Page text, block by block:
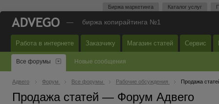
Биржа маркетинга Каталог услуг
— биржа копирайтинга №1
Работа в интернете Заказчику Магазин статей Сервис
Все форумы Новые сообщения
Адвего Форум Все форумы Рабочие обсуждения Продажа
Продажа статей — Форум Адвего